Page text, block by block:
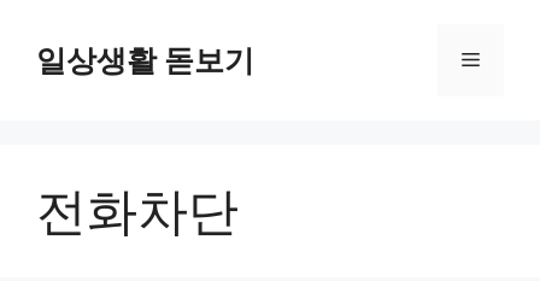
일상생활 돋보기 메
전화차단